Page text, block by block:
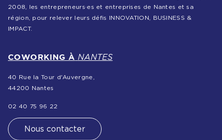
2008, les entrepreneurs·es et entreprises de Nantes et sa
région, pour relever leurs défis INNOVATION, BUSINESS &
IMPACT.
COWORKING À NANTES
40 Rue la Tour d'Auvergne,
44200 Nantes
02 40 75 96 22
Nous contacter